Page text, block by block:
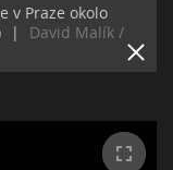
v Praze okolo
|
David Malík /